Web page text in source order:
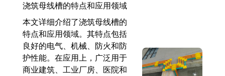
浇筑母线槽的特点和应用领域
本文详细介绍了浇筑母线槽的
特点和应用领域。其特点包括
良好的电气、机械、防火和防
护性能。在应用上，广泛用于
商业建筑、工业厂房、医院和